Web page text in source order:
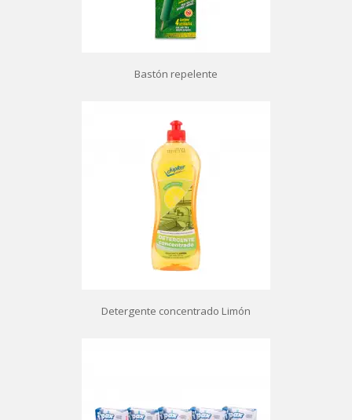
Bastón repelente
Detergente concentrado Limón